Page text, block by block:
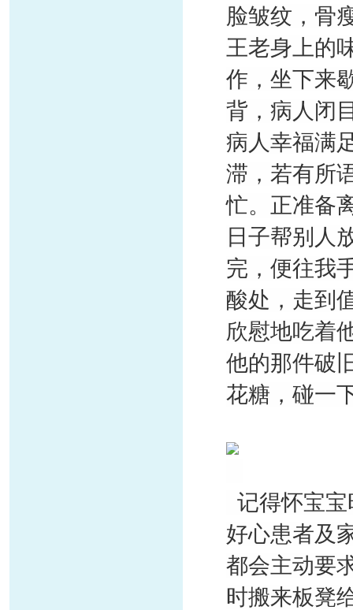
脸皱纹，骨
王老身上的
作，坐下来
背，病人闭
病人幸福满
滞，若有所
忙。正准备
日子帮别人
完，便往我
酸处，走到
欣慰地吃着
他的那件破
花糖，碰一
记得怀宝
好心患者及
都会主动要
时搬来板凳